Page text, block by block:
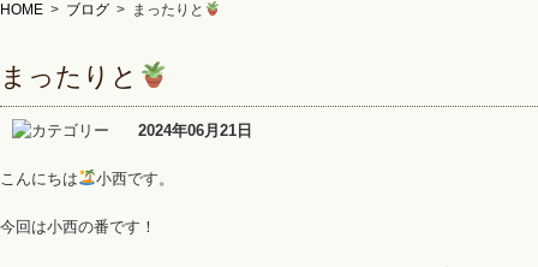
HOME > ブログ > まったりと
まったりと
2024年06月21日
こんにちは 小西です。
今回は小西の番です！